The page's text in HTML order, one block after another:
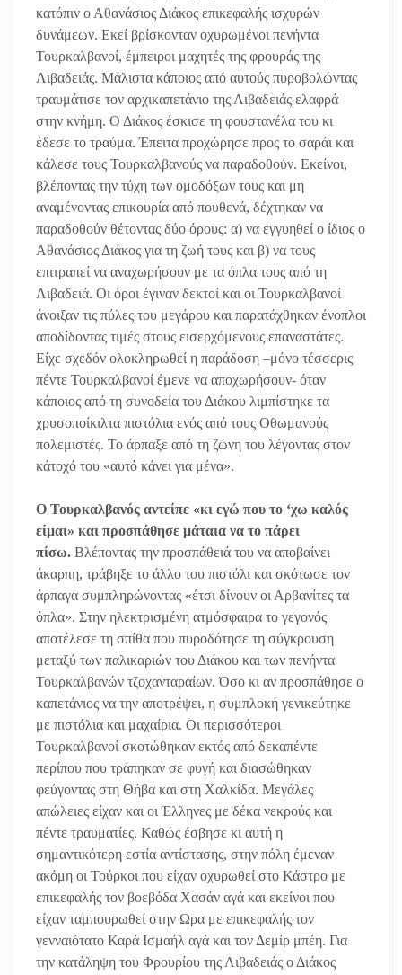
κατόπιν ο Αθανάσιος Διάκος επικεφαλής ισχυρών
δυνάμεων. Εκεί βρίσκονταν οχυρωμένοι πενήντα
Τουρκαλβανοί, έμπειροι μαχητές της φρουράς της
Λιβαδειάς. Μάλιστα κάποιος από αυτούς πυροβολώντας
τραυμάτισε τον αρχικαπετάνιο της Λιβαδειάς ελαφρά
στην κνήμη. Ο Διάκος έσκισε τη φουστανέλα του κι
έδεσε το τραύμα. Έπειτα προχώρησε προς το σαράι και
κάλεσε τους Τουρκαλβανούς να παραδοθούν. Εκείνοι,
βλέποντας την τύχη των ομοδόξων τους και μη
αναμένοντας επικουρία από πουθενά, δέχτηκαν να
παραδοθούν θέτοντας δύο όρους: α) να εγγυηθεί ο ίδιος ο
Αθανάσιος Διάκος για τη ζωή τους και β) να τους
επιτραπεί να αναχωρήσουν με τα όπλα τους από τη
Λιβαδειά. Οι όροι έγιναν δεκτοί και οι Τουρκαλβανοί
άνοιξαν τις πύλες του μεγάρου και παρατάχθηκαν ένοπλοι
αποδίδοντας τιμές στους εισερχόμενους επαναστάτες.
Είχε σχεδόν ολοκληρωθεί η παράδοση –μόνο τέσσερις
πέντε Τουρκαλβανοί έμενε να αποχωρήσουν- όταν
κάποιος από τη συνοδεία του Διάκου λιμπίστηκε τα
χρυσοποίκιλτα πιστόλια ενός από τους Οθωμανούς
πολεμιστές. Το άρπαξε από τη ζώνη του λέγοντας στον
κάτοχό του «αυτό κάνει για μένα».
Ο Τουρκαλβανός αντείπε «κι εγώ που το ‘χω καλός
είμαι» και προσπάθησε μάταια να το πάρει
πίσω. Βλέποντας την προσπάθειά του να αποβαίνει
άκαρπη, τράβηξε το άλλο του πιστόλι και σκότωσε τον
άρπαγα συμπληρώνοντας «έτσι δίνουν οι Αρβανίτες τα
όπλα». Στην ηλεκτρισμένη ατμόσφαιρα το γεγονός
αποτέλεσε τη σπίθα που πυροδότησε τη σύγκρουση
μεταξύ των παλικαριών του Διάκου και των πενήντα
Τουρκαλβανών τζοχανταραίων. Όσο κι αν προσπάθησε ο
καπετάνιος να την αποτρέψει, η συμπλοκή γενικεύτηκε
με πιστόλια και μαχαίρια. Οι περισσότεροι
Τουρκαλβανοί σκοτώθηκαν εκτός από δεκαπέντε
περίπου που τράπηκαν σε φυγή και διασώθηκαν
φεύγοντας στη Θήβα και στη Χαλκίδα. Μεγάλες
απώλειες είχαν και οι Έλληνες με δέκα νεκρούς και
πέντε τραυματίες. Καθώς έσβησε κι αυτή η
σημαντικότερη εστία αντίστασης, στην πόλη έμεναν
ακόμη οι Τούρκοι που είχαν οχυρωθεί στο Κάστρο με
επικεφαλής τον βοεβόδα Χασάν αγά και εκείνοι που
είχαν ταμπουρωθεί στην Ωρα με επικεφαλής τον
γενναιότατο Καρά Ισμαήλ αγά και τον Δεμίρ μπέη. Για
την κατάληψη του Φρουρίου της Λιβαδειάς ο Διάκος